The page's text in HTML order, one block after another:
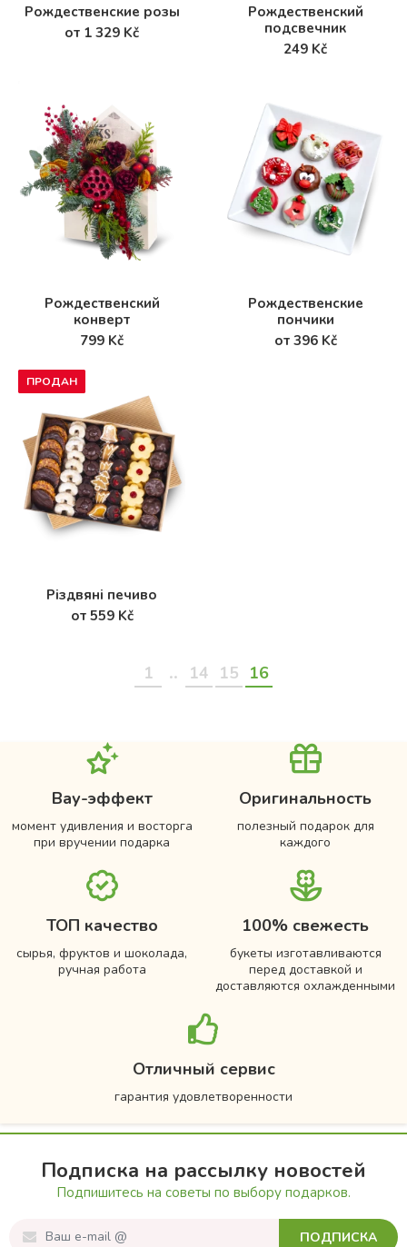
Рождественские розы
от 1 329 Kč
Рождественский
подсвечник
249 Kč
Рождественский
конверт
799 Kč
Рождественские
пончики
от 396 Kč
ПРОДАН
Різдвяні печиво
от 559 Kč
1 .. 14 15 16
Вау-эффект
момент удивления и восторга
при вручении подарка
Оригинальность
полезный подарок для
каждого
ТОП качество
сырья, фруктов и шоколада,
ручная работа
100% свежесть
букеты изготавливаются
перед доставкой и
доставляются охлажденными
Отличный сервис
гарантия удовлетворенности
Подписка на рассылку новостей
Подпишитесь на советы по выбору подарков.
ПОДПИСКА